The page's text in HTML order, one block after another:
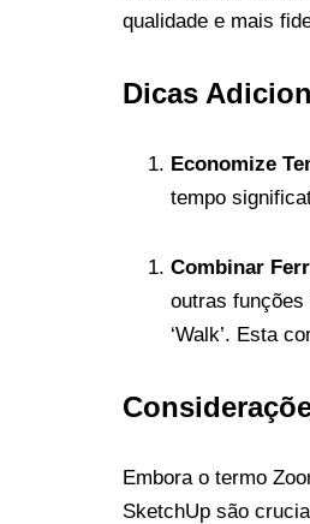
qualidade e mais
Dicas
Economize
tempo
Combinar
outras funções
‘Walk’. Esta
Embora o termo
SketchUp são